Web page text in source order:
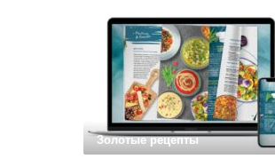
кухне. Главное — …
Золотые рецепты